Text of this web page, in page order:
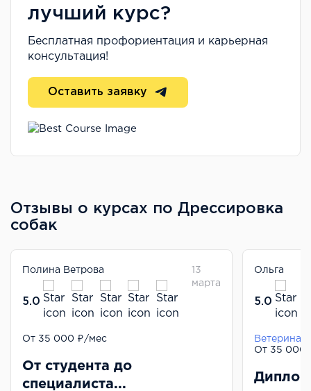
лучший курс?
Бесплатная профориентация и карьерная
консультация!
Оставить заявку
Отзывы о курсах по Дрессировка
собак
Полина Ветрова
5.0
13
марта
Ветеринария
От 35 000 ₽/мес
От студента до
специалиста...
Ольга
5.0
От 35 000
Диплом